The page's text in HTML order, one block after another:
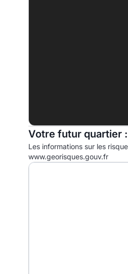
Votre futur quartier
Les informations sur les
www.georisques.gouv.fr